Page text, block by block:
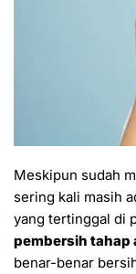
Meskipun sudah
sering kali masih
yang tertinggal di
pembersih tahap
benar-benar